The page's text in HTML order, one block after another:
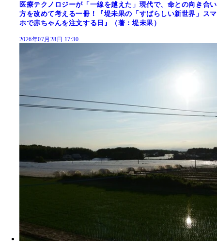
医療テクノロジーが「一線を越えた」現代で、命との向き合い
方を改めて考える一冊！『堤未果の「すばらしい新世界」スマ
ホで赤ちゃんを注文する日』（著：堤未果）
2026年07月28日 17:30